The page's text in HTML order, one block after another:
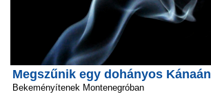
Megszűnik egy dohányos Kánaán
Bekeményítenek Montenegróban